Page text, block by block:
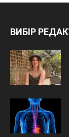
ВИБІР